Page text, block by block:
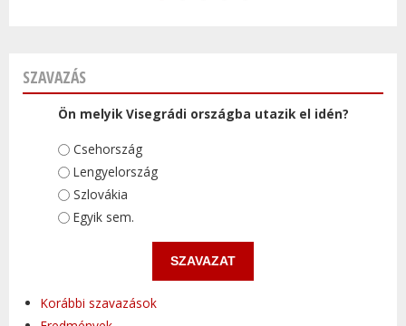
SZAVAZÁS
Ön melyik Visegrádi országba utazik el idén?
Választások
Csehország
Lengyelország
Szlovákia
Egyik sem.
Korábbi szavazások